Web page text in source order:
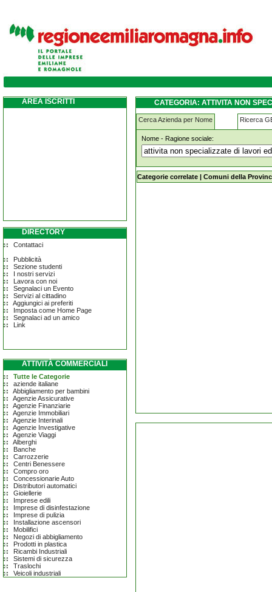
attivita-non-specializzate-di-lavori-edili
AREA ISCRITTI
DIRECTORY
Contattaci
Pubblicità
Sezione studenti
I nostri servizi
Lavora con noi
Segnalaci un Evento
Servizi al cittadino
Aggiungici ai preferiti
Imposta come Home Page
Segnalaci ad un amico
Link
ATTIVITÀ COMMERCIALI
Tutte le Categorie
aziende italiane
Abbigliamento per bambini
Agenzie Assicurative
Agenzie Finanziarie
Agenzie Immobiliari
Agenzie Interinali
Agenzie Investigative
Agenzie Viaggi
Alberghi
Banche
Carrozzerie
Centri Benessere
Compro oro
Concessionarie Auto
Distributori automatici
Gioiellerie
Imprese edili
Imprese di disinfestazione
Imprese di pulizia
Installazione ascensori
Mobilifici
Negozi di abbigliamento
Prodotti in plastica
Ricambi Industriali
Sistemi di sicurezza
Traslochi
Veicoli industriali
CATEGORIA: ATTIVITA NON
Cerca Azienda per Nome Ricerca
Nome - Ragione sociale:
attivita-non-specializzate-di-lavori-
Categorie correlate | Comuni della